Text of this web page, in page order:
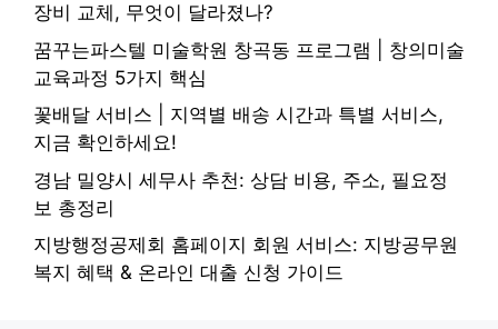
장비 교체, 무엇이 달라졌나?
꿈꾸는파스텔 미술학원 창곡동 프로그램 | 창의미술
교육과정 5가지 핵심
꽃배달 서비스 | 지역별 배송 시간과 특별 서비스,
지금 확인하세요!
경남 밀양시 세무사 추천: 상담 비용, 주소, 필요정
보 총정리
지방행정공제회 홈페이지 회원 서비스: 지방공무원
복지 혜택 & 온라인 대출 신청 가이드